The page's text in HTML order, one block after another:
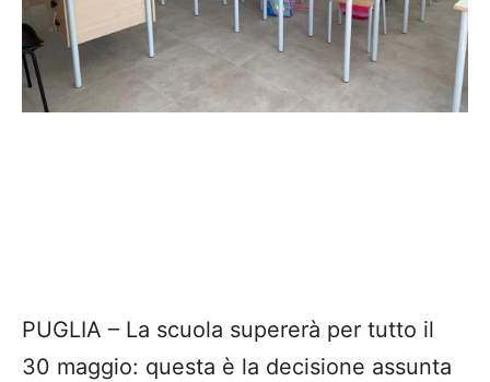
PUGLIA – La scuola supererà per tutto il
30 maggio: questa è la decisione assunta